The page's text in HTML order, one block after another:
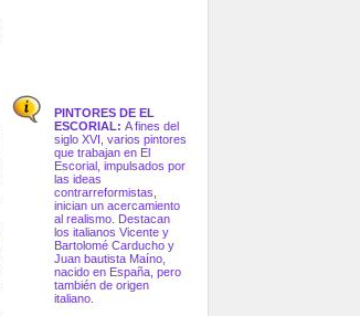
PINTORES DE EL
ESCORIAL: A fines del
siglo XVI, varios pintores
que trabajan en El
Escorial, impulsados por
las ideas
contrarreformistas,
inician un acercamiento
al realismo. Destacan
los italianos Vicente y
Bartolomé Carducho y
Juan bautista Maíno,
nacido en España, pero
también de origen
italiano.